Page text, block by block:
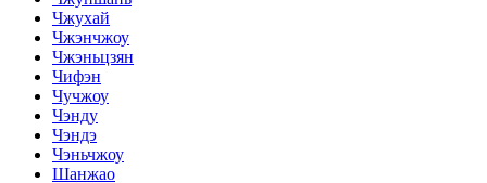
Чжухай
Чжэнчжоу
Чжэньцзян
Чифэн
Чучжоу
Чэнду
Чэндэ
Чэньчжоу
Шанжао